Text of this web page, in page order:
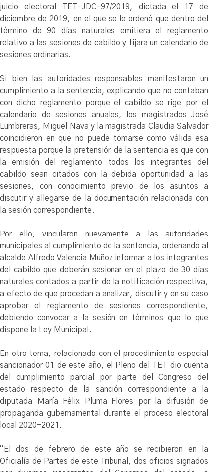
juicio electoral TET-JDC-97/2019, dictada el 17 de
diciembre de 2019, en el que se le ordenó que dentro del
término de 90 días naturales emitiera el reglamento
relativo a las sesiones de cabildo y fijara un calendario de
sesiones ordinarias.
Si bien las autoridades responsables manifestaron un
cumplimiento a la sentencia, explicando que no contaban
con dicho reglamento porque el cabildo se rige por el
calendario de sesiones anuales, los magistrados José
Lumbreras, Miguel Nava y la magistrada Claudia Salvador
coincidieron en que no puede tomarse como válida esa
respuesta porque la pretensión de la sentencia es que con
la emisión del reglamento todos los integrantes del
cabildo sean citados con la debida oportunidad a las
sesiones, con conocimiento previo de los asuntos a
discutir y allegarse de la documentación relacionada con
la sesión correspondiente.
Por ello, vincularon nuevamente a las autoridades
municipales al cumplimiento de la sentencia, ordenando al
alcalde Alfredo Valencia Muñoz informar a los integrantes
del cabildo que deberán sesionar en el plazo de 30 días
naturales contados a partir de la notificación respectiva,
a efecto de que procedan a analizar, discutir y en su caso
aprobar el reglamento de sesiones correspondiente,
debiendo convocar a la sesión en términos que lo que
dispone la Ley Municipal.
En otro tema, relacionado con el procedimiento especial
sancionador 01 de este año, el Pleno del TET dio cuenta
del cumplimiento parcial por parte del Congreso del
estado respecto de la sanción correspondiente a la
diputada María Félix Pluma Flores por la difusión de
propaganda gubernamental durante el proceso electoral
local 2020-2021.
“El dos de febrero de este año se recibieron en la
Oficialía de Partes de este Tribunal, dos oficios signados